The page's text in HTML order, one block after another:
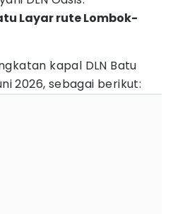
Layar rute Lombok-
kapal DLN Batu
2026, sebagai berikut: